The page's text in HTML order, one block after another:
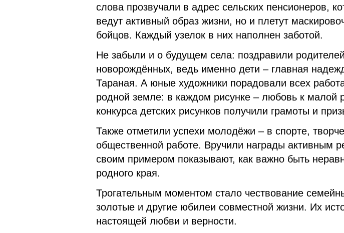
слова прозвучали в адрес сельских пенсионеров,
ведут активный образ жизни, но и плетут
бойцов. Каждый узелок в них наполнен заботой.
Не забыли и о будущем села: поздравили
новорождённых, ведь именно дети – главная
Тараная. А юные художники порадовали всех
родной земле: в каждом рисунке – любовь к малой
конкурса детских рисунков получили грамоты и
Также отметили успехи молодёжи – в спорте,
общественной работе. Вручили награды активным
своим примером показывают, как важно быть
родного края.
Трогательным моментом стало чествование
золотые и другие юбилеи совместной жизни. Их
настоящей любви и верности.